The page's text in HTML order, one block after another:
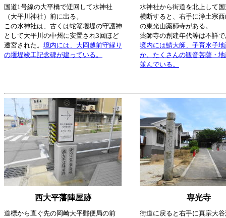
国道1号線の大平橋で迂回して水神社
（大平川神社）前に出る。
この水神社は、古くは蛇篭堰堤の守護神
として大平川の中州に安置され3回ほど
遷宮された。 境内には、大岡越前守縁り
の堰堤竣工記念碑が建っている。
水神社から街道を北上して
横断すると、右手に浄土宗
の東光山薬師寺がある。
薬師寺の創建年代等は不詳
境内には鯖大師、子育水子
か、たくさんの観音菩薩・
並んでいる。
西大平藩陣屋跡 専光寺
道標から直ぐ先の岡崎大平郵便局の前
街道に戻ると右手に真宗大